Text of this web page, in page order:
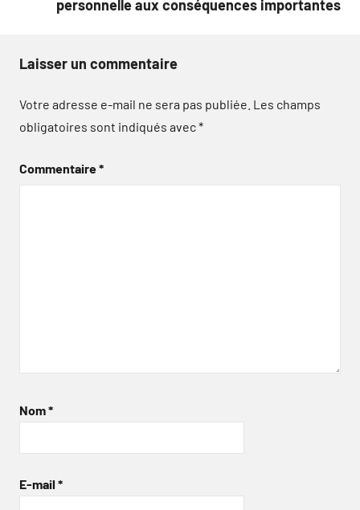
personnelle aux conséquences importantes
Laisser un commentaire
Votre adresse e-mail ne sera pas publiée. Les champs
obligatoires sont indiqués avec*
Commentaire*
Nom*
E-mail *